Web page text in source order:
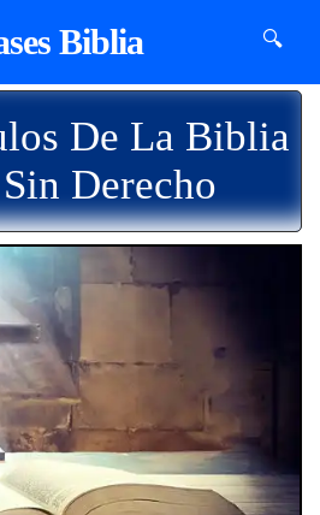
Biblia 🔍
De La Biblia
Derecho